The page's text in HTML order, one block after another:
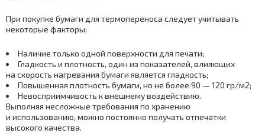
При покупке бумаги для термопереноса следует учитывать
некоторые факторы:
Наличие только одной поверхности для печати;
Гладкость и плотность, один из показателей, влияющих
на скорость нагревания бумаги является гладкость;
Повышенная плотность бумаги, но не более 90 — 120 гр/м2;
Невосприимчивость к внешнему воздействию.
Выполняя несложные требования по хранению
и использованию, можно постоянно получать отпечатки
высокого качества.